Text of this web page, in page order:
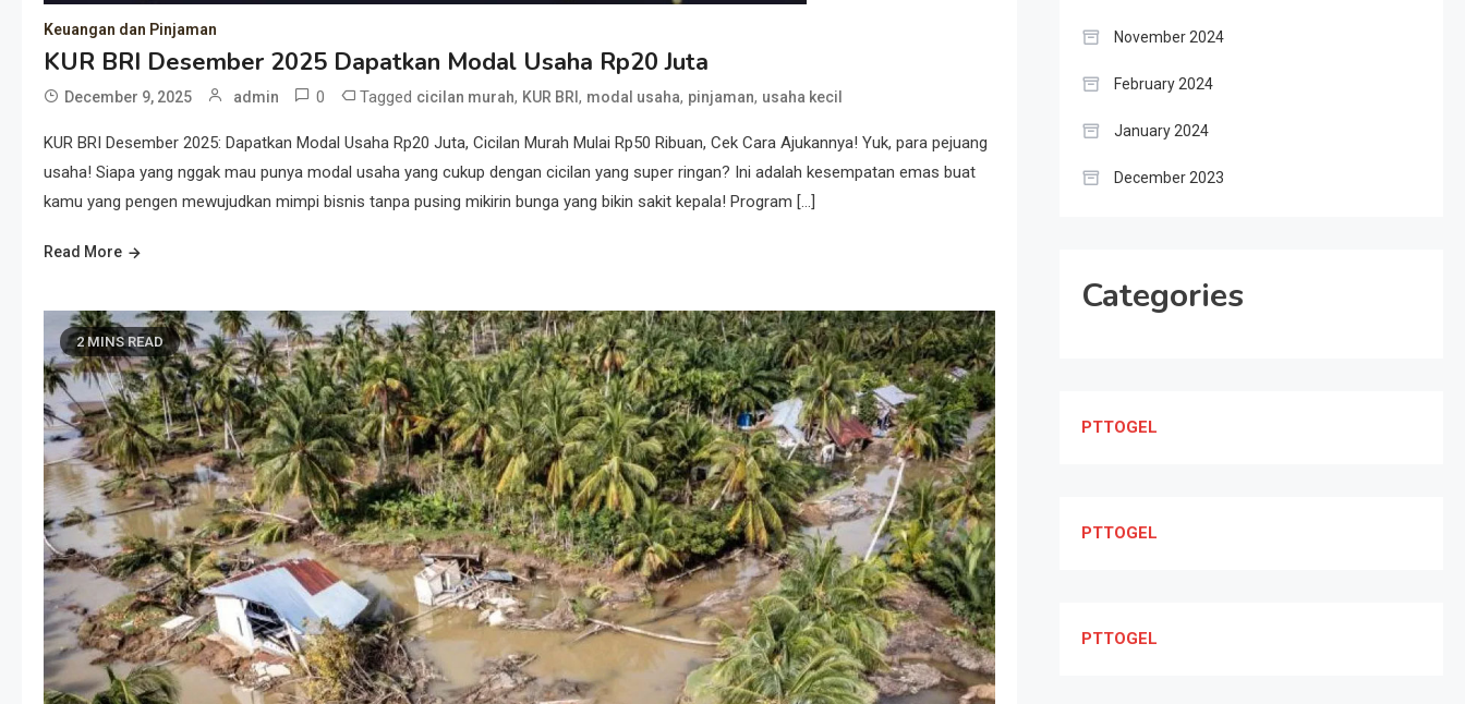
Keuangan dan Pinjaman
KUR BRI Desember 2025 Dapatkan Modal Usaha Rp20 Juta
December 9, 2025 admin 0 Tagged cicilan murah, KUR BRI , modal usaha, pinjaman, usaha kecil
KUR BRI Desember 2025: Dapatkan Modal Usaha Rp20 Juta, Cicilan Murah Mulai Rp50 Ribuan, Cek Cara Ajukannya! Yuk, para pejuang
usaha! Siapa yang nggak mau punya modal usaha yang cukup dengan cicilan yang super ringan? Ini adalah kesempatan emas buat
kamu yang pengen mewujudkan mimpi bisnis tanpa pusing mikirin bunga yang bikin sakit kepala! Program […]
Read More
2 MINS READ
November 2024
February 2024
January 2024
December 2023
Categories
PTTOGEL
PTTOGEL
PTTOGEL